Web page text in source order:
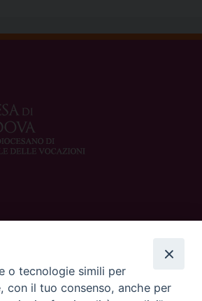
Padova
com
o tecnologie simili per
con il tuo consenso, anche per